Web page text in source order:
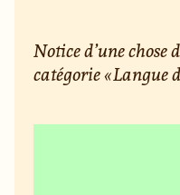
Notice d’une chose
catégorie « Langue